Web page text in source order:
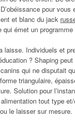
pour vous
et blanc du jack
qui émet un
laisse. Individuels et
? Shaping
qui ne disputait
triangulaire,
Solution pour
tout type
le laisser sur mesure.